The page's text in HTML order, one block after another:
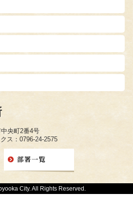
央町2番4号
ス：0796-24-2575
City. All Rights Reserved.